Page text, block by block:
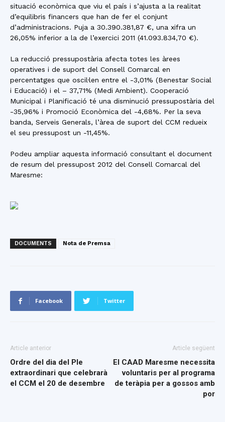
situació econòmica que viu el país i s’ajusta a la realitat
d’equilibris financers que han de fer el conjunt
d’administracions. Puja a 30.390.381,87 €, una xifra un
26,05% inferior a la de l’exercici 2011 (41.093.834,70 €).
La reducció pressupostària afecta totes les àrees
operatives i de suport del Consell Comarcal en
percentatges que oscil·len entre el -3,01% (Benestar Social
i Educació) i el – 37,71% (Medi Ambient). Cooperació
Municipal i Planificació té una disminució pressupostària del
-35,96% i Promoció Econòmica del -4,68%. Per la seva
banda, Serveis Generals, l’àrea de suport del CCM redueix
el seu pressupost un -11,45%.
Podeu ampliar aquesta informació consultant el document
de resum del pressupost 2012 del Consell Comarcal del
Maresme:
DOCUMENTS Nota de Premsa
Facebook Twitter
Article anterior
Ordre del dia del Ple
extraordinari que celebrarà
el CCM el 20 de desembre
Article següent
El CAAD Maresme necessita
voluntaris per al programa
de teràpia per a gossos amb
por